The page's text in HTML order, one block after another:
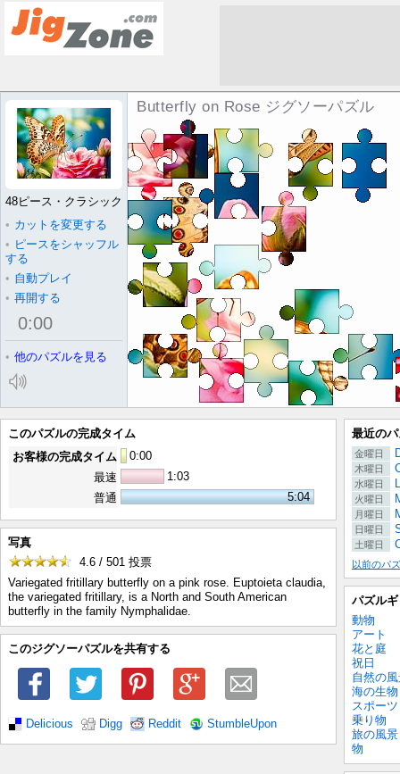
Butterfly on Rose ジグソーパズル
48ピース・クラシック
• カットを変更する
• ピースをシャッフル
する
• 自動プレイ
• 再開する
0:00
• 他のパズルを見る
このパズルの完成タイム
お客様の完成タイム
0:00
最速
1:03
普通
5:04
写真
4.6 / 501 投票
Variegated fritillary butterfly on a pink rose. Euptoieta claudia,
the variegated fritillary, is a North and South American
butterfly in the family Nymphalidae.
このジグソーパズルを共有する
Delicious Digg Reddit StumbleUpon
最近の
金曜日
木曜日
水曜日
火曜日
月曜日
日曜日
土曜日
以前のパ
パズル
動物
アート
花と庭
祝日
自然の
海の生物
スポーツ
乗り物
旅の風景
物